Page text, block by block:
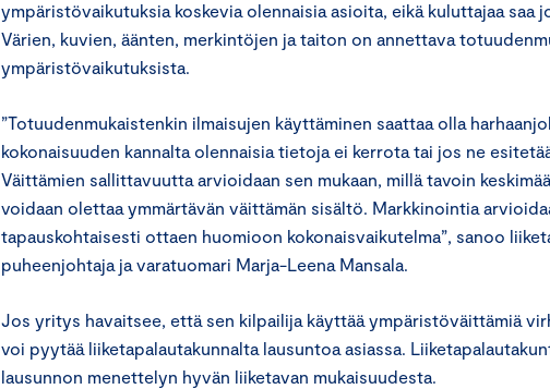
ympäristövaikutuksia koskevia olennaisia asioita, eikä kuluttajaa saa
Värien, kuvien, äänten, merkintöjen ja taiton on annettava
ympäristövaikutuksista.
”Totuudenmukaistenkin ilmaisujen käyttäminen saattaa olla
kokonaisuuden kannalta olennaisia tietoja ei kerrota tai jos ne
Väittämien sallittavuutta arvioidaan sen mukaan, millä tavoin
voidaan olettaa ymmärtävän väittämän sisältö. Markkinointia
tapauskohtaisesti ottaen huomioon kokonaisvaikutelma”, sanoo
puheenjohtaja ja varatuomari Marja-Leena Mansala.
Jos yritys havaitsee, että sen kilpailija käyttää ympäristöväittämiä
voi pyytää liiketapalautakunnalta lausuntoa asiassa.
lausunnon menettelyn hyvän liiketavan mukaisuudesta.